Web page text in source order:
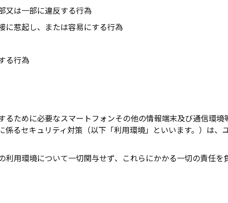
又は一部に違反する行為
に惹起し、または容易にする行為
る行為
るために必要なスマートフォンその他の情報端末及び通信環
係るセキュリティ対策（以下「利用環境」といいます。）は、
利用環境について一切関与せず、これらにかかる一切の責任を